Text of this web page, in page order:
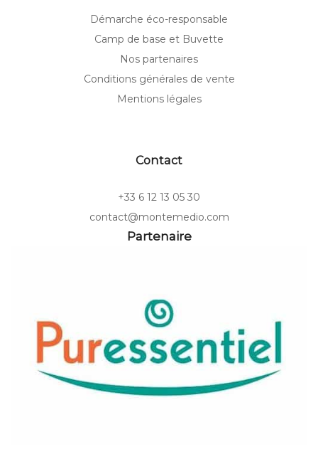
Démarche éco-responsable
Camp de base et Buvette
Nos partenaires
Conditions générales de vente
Mentions légales
Contact
+33 6 12 13 05 30
contact@montemedio.com
Partenaire